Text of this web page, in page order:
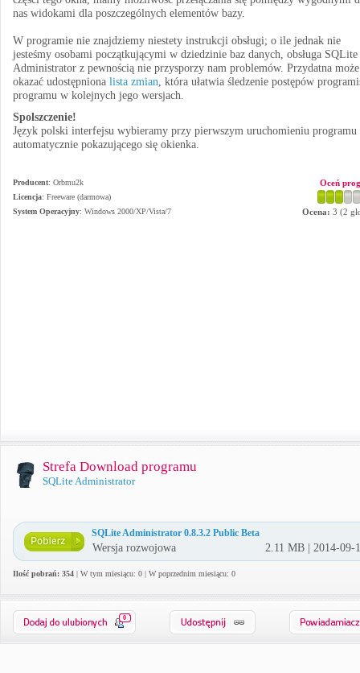
nas widokami dla poszczególnych elementów bazy.
W programie nie znajdziemy niestety instrukcji obsługi; o ile jednak nie
jesteśmy osobami początkującymi w dziedzinie baz danych, obsługa SQLite
Administrator z pewnością nie przysporzy nam problemów. Przydatna
okazać udostępniona lista zmian, która ułatwia śledzenie postępów
programu w kolejnych jego wersjach.
Spolszczenie!
Język polski interfejsu wybieramy przy pierwszym uruchomieniu programu
automatycznie pokazującego się okienka.
Producent: Orbmu2k
Licencja: Freeware (darmowa)
System Operacyjny: Windows 2000/XP/Vista/7
Oceń
Ocena: 3 (2
Strefa Download programu
SQLite Administrator
SQLite Administrator 0.8.3.2 Public Beta
Wersja rozwojowa 2.11 MB | 2014-09-
Ilość pobrań: 354 | W tym miesiącu: 0 | W poprzednim miesiącu: 0
0